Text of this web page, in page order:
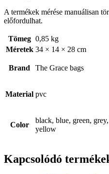
A termékek mérése manuálisan
előfordulhat.
Tömeg 0,85 kg
Méretek 34 × 14 × 28 cm
Brand The Grace bags
Material pvc
Color
black, blue, green,
yellow
Kapcsolódó